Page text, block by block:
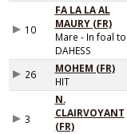
10
FA LA LA AL
MAURY (FR)
Mare - In foal to
DAHESS
26
MOHEM (FR)
HIT
3
N.
CLAIRVOYANT
(FR)